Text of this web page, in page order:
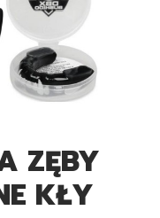
ZĘBY
KŁY